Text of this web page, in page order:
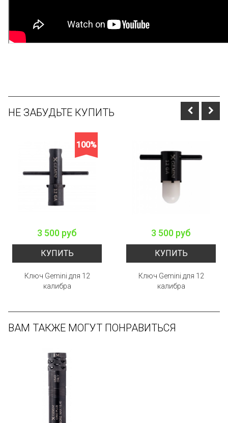
НЕ ЗАБУДЬТЕ КУПИТЬ
100%
3 500 руб
КУПИТЬ
Ключ Gemini для 12
калибра
3 500 руб
КУПИТЬ
Ключ Gemini для 12
калибра
ВАМ ТАКЖЕ МОГУТ ПОНРАВИТЬСЯ